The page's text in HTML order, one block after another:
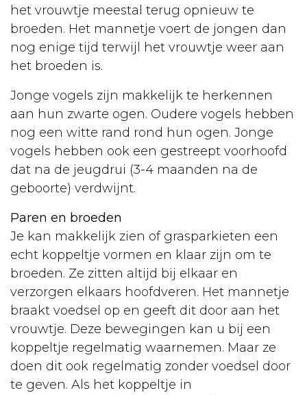
het vrouwtje meestal terug opnieuw te
broeden. Het mannetje voert de jongen dan
nog enige tijd terwijl het vrouwtje weer aan
het broeden is.
Jonge vogels zijn makkelijk te herkennen
aan hun zwarte ogen. Oudere vogels hebben
nog een witte rand rond hun ogen. Jonge
vogels hebben ook een gestreept voorhoofd
dat na de jeugdrui (3-4 maanden na de
geboorte) verdwijnt.
Paren en broeden
Je kan makkelijk zien of grasparkieten een
echt koppeltje vormen en klaar zijn om te
broeden. Ze zitten altijd bij elkaar en
verzorgen elkaars hoofdveren. Het mannetje
braakt voedsel op en geeft dit door aan het
vrouwtje. Deze bewegingen kan u bij een
koppeltje regelmatig waarnemen. Maar ze
doen dit ook regelmatig zonder voedsel door
te geven. Als het koppeltje in